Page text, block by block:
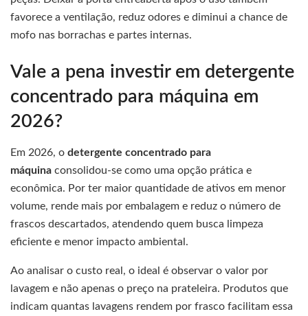
favorece a ventilação, reduz odores e diminui a chance de
mofo nas borrachas e partes internas.
Vale a pena investir em detergente
concentrado para máquina em
2026?
Em 2026, o detergente concentrado para
máquina consolidou-se como uma opção prática e
econômica. Por ter maior quantidade de ativos em menor
volume, rende mais por embalagem e reduz o número de
frascos descartados, atendendo quem busca limpeza
eficiente e menor impacto ambiental.
Ao analisar o custo real, o ideal é observar o valor por
lavagem e não apenas o preço na prateleira. Produtos que
indicam quantas lavagens rendem por frasco facilitam essa